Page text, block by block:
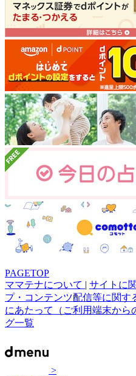
PAGETOP
ママテナについて | サイトに
プ・コンテンツ配信等に関す
にあたって（ご利用端末から
グ一覧
>